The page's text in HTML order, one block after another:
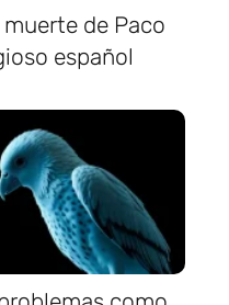
de Paco
español